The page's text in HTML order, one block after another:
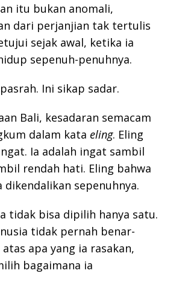
itu bukan anomali,
dari perjanjian tak tertulis
sejak awal, ketika ia
sepenuh-penuhnya.
Ini sikap sadar.
Bali, kesadaran semacam
dalam kata eling. Eling
Ia adalah ingat sambil
rendah hati. Eling bahwa
sepenuhnya.
tidak bisa dipilih hanya satu.
tidak pernah benar-
apa yang ia rasakan,
bagaimana ia